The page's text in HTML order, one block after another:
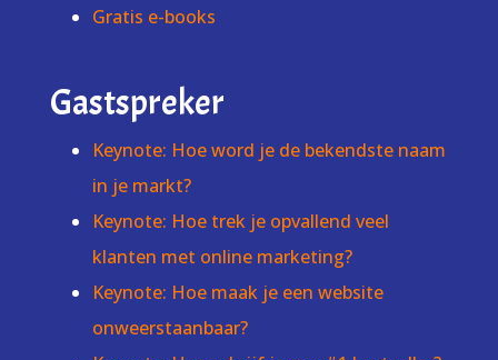
Gratis e-books
Gastspreker
Keynote: Hoe word je de bekendste naam
in je markt?
Keynote: Hoe trek je opvallend veel
klanten met online marketing?
Keynote: Hoe maak je een website
onweerstaanbaar?